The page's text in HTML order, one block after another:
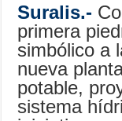
Suralis.-
primera
simbólico a
nueva
potable,
sistema